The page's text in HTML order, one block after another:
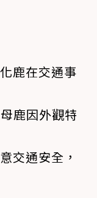
鹿在交通事
鹿因外觀特
交通安全，